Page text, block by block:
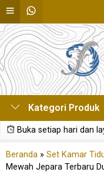
Kategori Produk
Buka setiap hari dan
Beranda » Set Kamar
Mewah Jepara Terbaru